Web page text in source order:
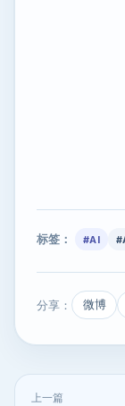
标签： #AI
分享： 微博
上一篇